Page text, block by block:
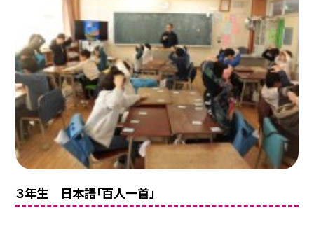
３年生 日本語「百人一首」